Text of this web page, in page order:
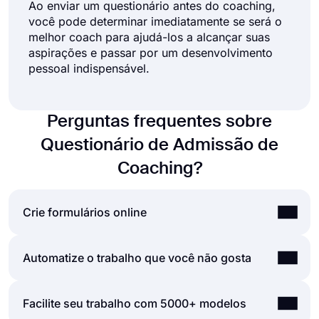
Ao enviar um questionário antes do coaching,
você pode determinar imediatamente se será o
melhor coach para ajudá-los a alcançar suas
aspirações e passar por um desenvolvimento
pessoal indispensável.
Perguntas frequentes sobre
Questionário de Admissão de
Coaching?
Crie formulários online
Usando a interface de usuário fácil e extensa do
menos esforço do que qualquer outra coisa! Você
Automatize o trabalho que você não gosta
As automatizações entre as ferramentas que você
Facilite seu trabalho com 5000+ modelos